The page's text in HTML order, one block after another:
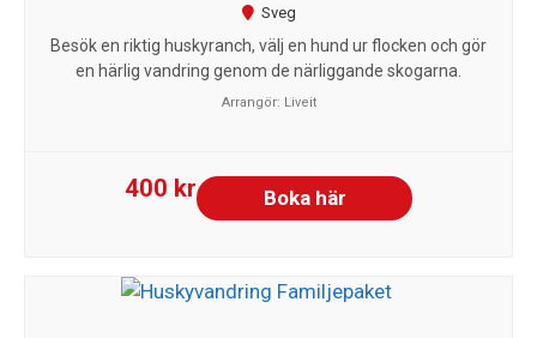
Sveg
Besök en riktig huskyranch, välj en hund ur flocken och gör
en härlig vandring genom de närliggande skogarna.
Arrangör: Liveit
400 kr Boka här